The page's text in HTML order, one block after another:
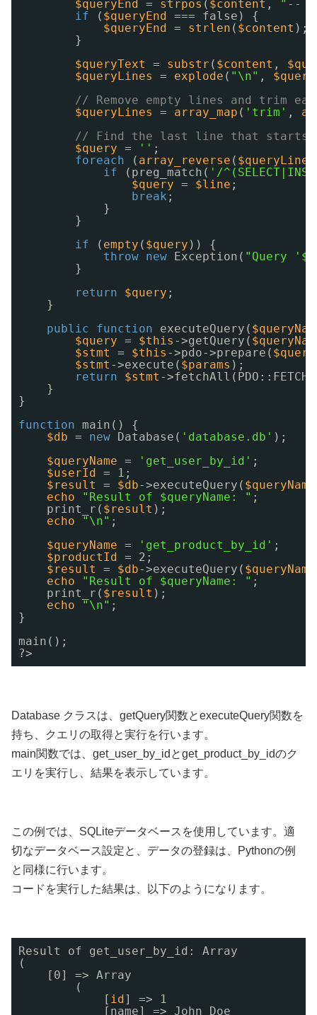
$queryEnd = strpos ( $content ,
"--
if
( $queryEnd === false) {
$queryEnd = strlen ( $content );
}
$queryText
= substr ( $content ,
$queryLines
= explode ( "\n" ,
// Remove empty lines and trim
$queryLines
= array_map ( 'trim' ,
// Find the last line that starts with
$query = '' ;
foreach
( array_reverse ( $queryLines
if
(preg_match( '/
$query = $line ;
break ;
}
}
if
( empty ( $query )) {
throw new Exception( "Query
}
return
$query ;
}
public
function executeQuery(
$query = $this ->getQuery(
$stmt
= $this ->pdo->prepare( $query
$stmt ->execute( $params );
return
$stmt -
}
}
function
main() {
$db = new Database( 'database.db' );
$queryName = 'get_user_by_id' ;
$userId = 1;
$result
= $db->executeQuery( $queryName
echo
"Result of $queryName: " ;
print_r( $result );
echo
"\n" ;
$queryName = 'get_product_by_id' ;
$productId = 2;
$result
= $db->executeQuery( $queryName
echo
"Result of $queryName: " ;
print_r( $result );
echo
"\n" ;
}
main();
?>
Database クラスは、getQuery関数とexecuteQuery関数を
持ち、クエリの取得と実行を行います。
main関数では、get_user_by_idとget_product_by_idのク
エリを実行し、結果を表示しています。
この例では、SQLiteデータベースを使用しています。適
切なデータベース設定と、データの登録は、Pythonの例
と同様に行います。
コードを実行した結果は、以下のようになります。
Result of get_user_by_id: Array
(
[0] => Array
(
[ id] => 1
[name] => John Doe